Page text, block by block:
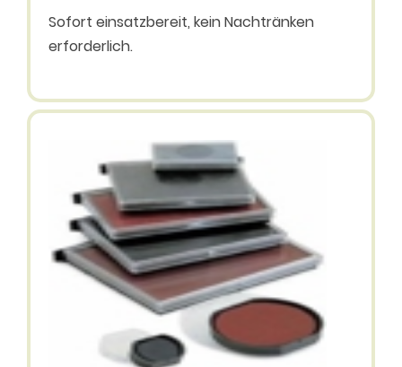
Sofort einsatzbereit, kein Nachtränken
erforderlich.